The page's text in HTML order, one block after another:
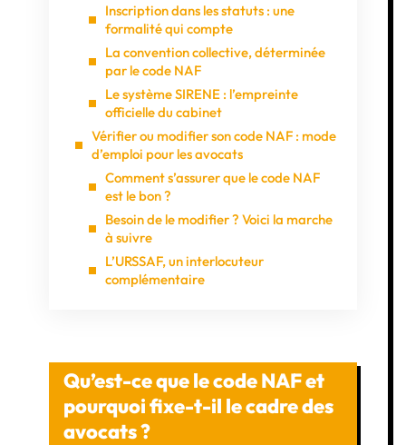
Inscription dans les statuts : une
formalité qui compte
La convention collective, déterminée
par le code NAF
Le système SIRENE : l’empreinte
officielle du cabinet
Vérifier ou modifier son code NAF : mode
d’emploi pour les avocats
Comment s’assurer que le code NAF
est le bon ?
Besoin de le modifier ? Voici la marche
à suivre
L’URSSAF, un interlocuteur
complémentaire
Qu’est-ce que le code NAF et
pourquoi fixe-t-il le cadre des
avocats ?